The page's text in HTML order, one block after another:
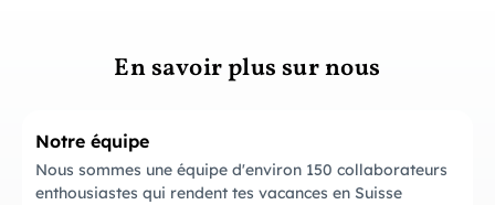
En savoir plus sur nous
Notre équipe
Nous sommes une équipe d'environ 150 collaborateurs
enthousiastes qui rendent tes vacances en Suisse